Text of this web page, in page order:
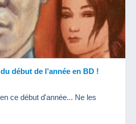
début de l’année en BD !
ce début d'année... Ne les